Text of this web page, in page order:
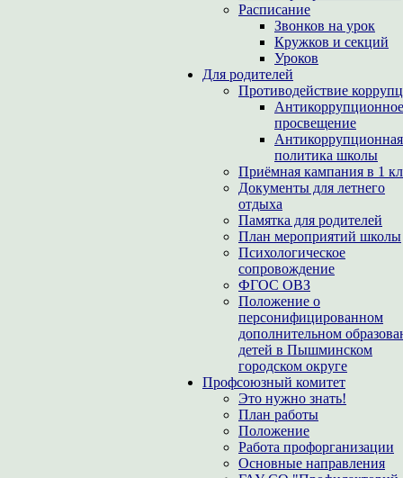
Расписание
Звонков на урок
Кружков и секций
Уроков
Для родителей
Противодействие
Антикоррупционное
просвещение
Антикоррупционная
политика школы
Приёмная кампания в 1
Документы для летнего
отдыха
Памятка для родителей
План мероприятий школы
Психологическое
сопровождение
ФГОС ОВЗ
Положение о
персонифицированном
дополнительном
детей в Пышминском
городском округе
Профсоюзный комитет
Это нужно знать!
План работы
Положение
Работа профорганизации
Основные направления